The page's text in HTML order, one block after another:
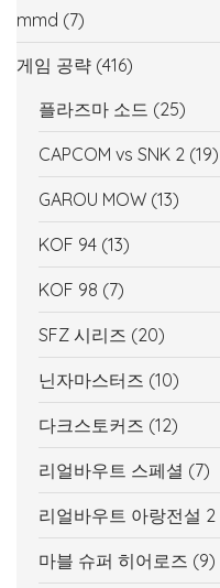
mmd (7)
게임 공략 (416)
플라즈마 소드 (25)
CAPCOM vs SNK 2 (19)
GAROU MOW (13)
KOF 94 (13)
KOF 98 (7)
SFZ 시리즈 (20)
닌자마스터즈 (10)
다크스토커즈 (12)
리얼바우트 스페셜 (7)
리얼바우트 아랑전설 2
마블 슈퍼 히어로즈 (9)